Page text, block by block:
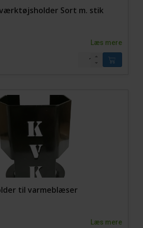
værktøjsholder Sort m. stik
Læs mere
til varmeblæser
Læs mere